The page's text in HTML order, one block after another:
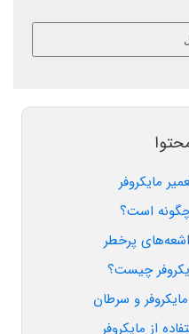
مایکروفر
چگونه است؟
اشعه‌های پرخطر
چیست؟
و سرطان
از مایکروفر